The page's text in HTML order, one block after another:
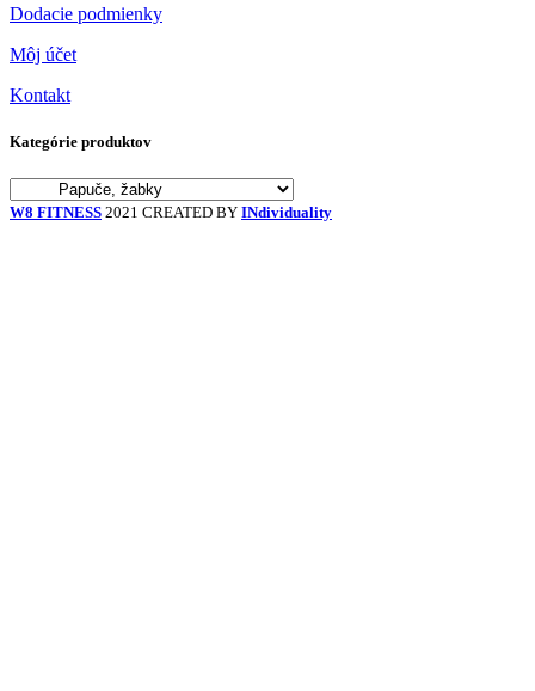
Dodacie podmienky
Môj účet
Kontakt
Kategórie produktov
W8 FITNESS 2021 CREATED BY INdividuality